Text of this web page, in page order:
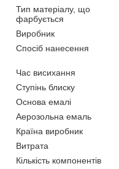
Тип матеріалу, що
фарбується
Виробник
Спосіб нанесення
Час висихання
Ступінь блиску
Основа емалі
Аерозольна емаль
Країна виробник
Витрата
Кількість компонентів